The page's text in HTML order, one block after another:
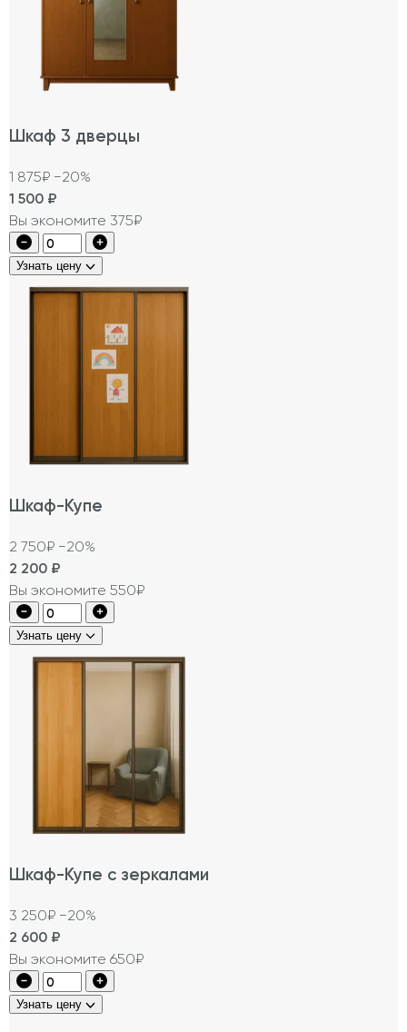
Шкаф 3 дверцы
1 875₽ −20%
1 500 ₽
Вы экономите 375₽
Узнать цену
Шкаф-Купе
2 750₽ −20%
2 200 ₽
Вы экономите 550₽
Узнать цену
Шкаф-Купе с зеркалами
3 250₽ −20%
2 600 ₽
Вы экономите 650₽
Узнать цену